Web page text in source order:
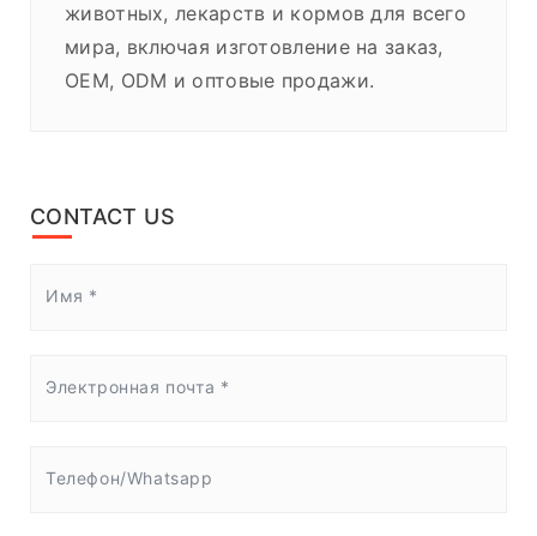
животных, лекарств и кормов для всего
мира, включая изготовление на заказ,
OEM, ODM и оптовые продажи.
CONTACT US